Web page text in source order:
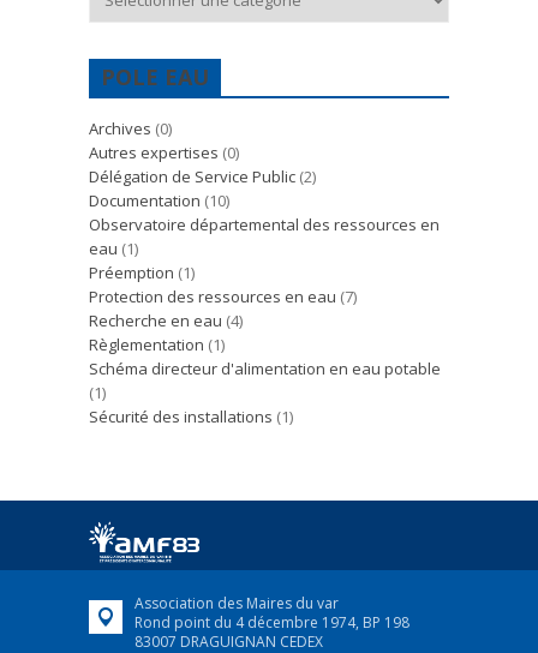
POLE EAU
Archives (0)
Autres expertises (0)
Délégation de Service Public (2)
Documentation (10)
Observatoire départemental des ressources en
eau (1)
Préemption (1)
Protection des ressources en eau (7)
Recherche en eau (4)
Règlementation (1)
Schéma directeur d'alimentation en eau potable
(1)
Sécurité des installations (1)
Association des Maires du var
Rond point du 4 décembre 1974, BP 198
83007 DRAGUIGNAN CEDEX